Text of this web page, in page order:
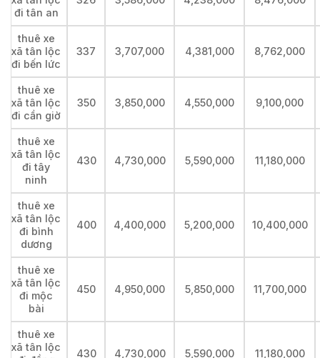
đi tân an
thuê xe
xã tân lộc
đi bến lức
337 3,707,000 4,381,000 8,762,000
thuê xe
xã tân lộc
đi cần giờ
350 3,850,000 4,550,000 9,100,000
thuê xe
xã tân lộc
đi tây
ninh
430 4,730,000 5,590,000 11,180,000
thuê xe
xã tân lộc
đi bình
dương
400 4,400,000 5,200,000 10,400,000
thuê xe
xã tân lộc
đi mộc
bài
450 4,950,000 5,850,000 11,700,000
thuê xe
xã tân lộc
430 4,730,000 5,590,000 11,180,000